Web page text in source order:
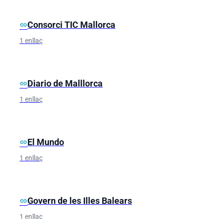
linkConsorci TIC Mallorca
1 enllaç
linkDiario de Malllorca
1 enllaç
linkEl Mundo
1 enllaç
linkGovern de les Illes Balears
1 enllaç